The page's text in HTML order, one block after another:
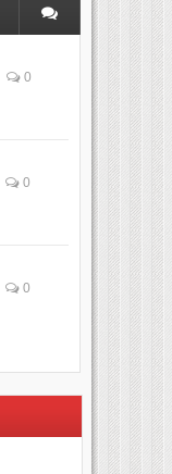
0
0
0